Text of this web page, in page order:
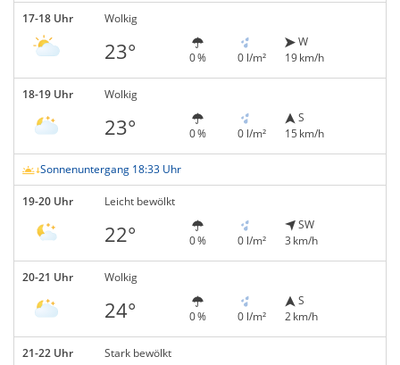
17-18 Uhr Wolkig
23° 0 % 0 l/m²
W
19 km/h
18-19 Uhr Wolkig
23° 0 % 0 l/m²
S
15 km/h
Sonnenuntergang 18:33 Uhr
19-20 Uhr Leicht bewölkt
22° 0 % 0 l/m²
SW
3 km/h
20-21 Uhr Wolkig
24° 0 % 0 l/m²
S
2 km/h
21-22 Uhr Stark bewölkt